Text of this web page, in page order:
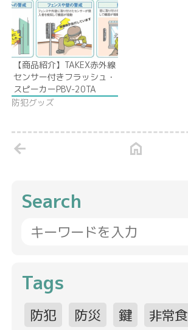
【商品紹介】TAKEX赤外線
センサー付きフラッシュ・
スピーカーPBV-20TA
防犯グッズ
arrow_back home
Search
Tags
防犯 防災 鍵 非常食